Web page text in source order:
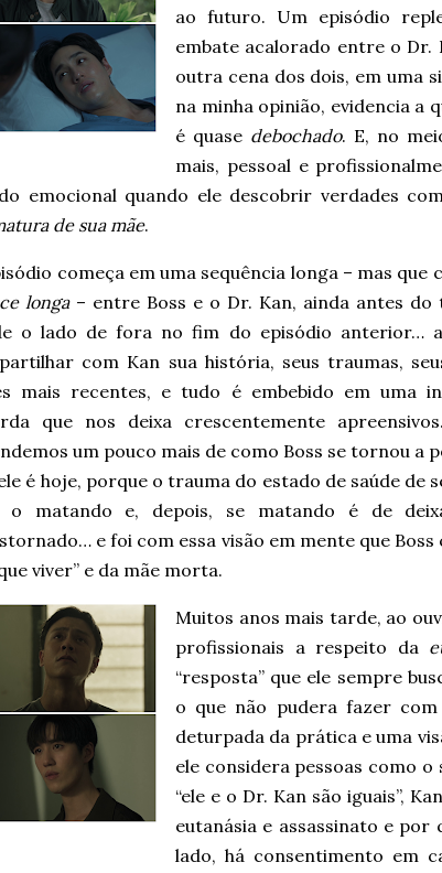
ao futuro. Um episódio
embate acalorado entre o Dr.
outra cena dos dois, em uma
na minha opinião, evidencia a
é quase debochado. E, no
mais, pessoal e
emocional quando ele descobrir verdades
de sua mãe.
começa em uma sequência longa – mas que
longa– entre Boss e o Dr. Kan, ainda antes do
o lado de fora no fim do episódio anterior…
com Kan sua história, seus traumas,
mais recentes, e tudo é embebido em uma
que nos deixa crescentemente
um pouco mais de como Boss se tornou a
é hoje, porque o trauma do estado de saúde de
o matando e, depois, se matando é de
e foi com essa visão em mente que Boss
viver” e da mãe morta.
Muitos anos mais tarde, ao
profissionais a respeito da
“resposta” que ele sempre
o que não pudera fazer
deturpada da prática e uma
ele considera pessoas como o
“ele e o Dr. Kan são iguais”,
eutanásia e assassinato e
lado, há consentimento em